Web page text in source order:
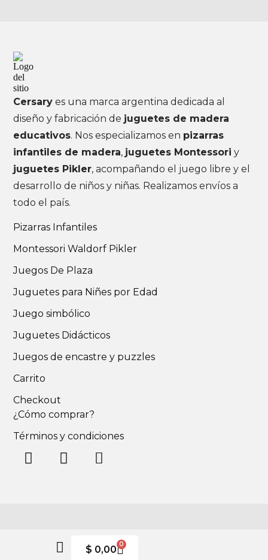
$ 0,00 0
Cersary es una marca argentina dedicada al
diseño y fabricación de juguetes de madera
educativos. Nos especializamos en pizarras
infantiles de madera, juguetes Montessori y
juguetes Pikler, acompañando el juego libre y el
desarrollo de niños y niñas. Realizamos envíos a
todo el país.
Pizarras Infantiles
Montessori Waldorf Pikler
Juegos De Plaza
Juguetes para Niñes por Edad
Juego simbólico
Juguetes Didácticos
Juegos de encastre y puzzles
Carrito
Checkout
¿Cómo comprar?
Términos y condiciones